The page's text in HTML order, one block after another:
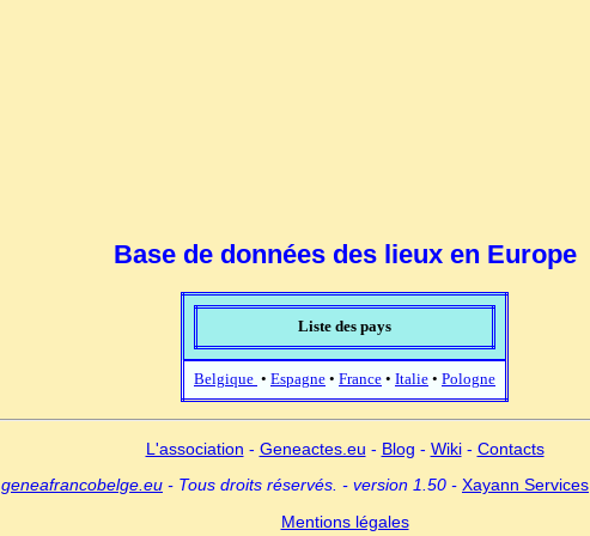
Base de données des lieux en Europe
Liste des pays
Belgique • Espagne • France • Italie • Pologne
L'association - Geneactes.eu - Blog - Wiki- Contacts
geneafrancobelge.eu - Tous droits réservés. - version 1.50 - Xayann Services
Mentions légales